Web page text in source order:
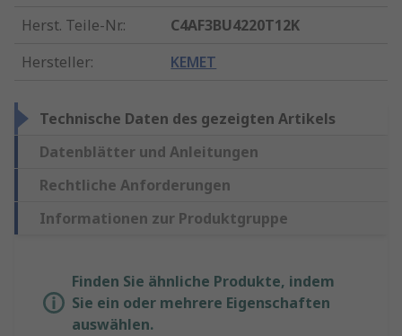
Herst. Teile-Nr.:
C4AF3BU4220T12K
Hersteller: KEMET
Technische Daten des gezeigten Artikels
Datenblätter und Anleitungen
Rechtliche Anforderungen
Informationen zur Produktgruppe
Finden Sie ähnliche Produkte, indem
Sie ein oder mehrere Eigenschaften
auswählen.